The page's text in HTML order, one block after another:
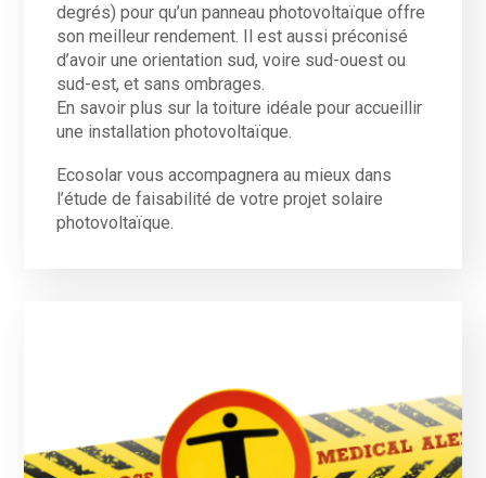
degrés) pour qu’un panneau photovoltaïque offre
son meilleur rendement. Il est aussi préconisé
d’avoir une orientation sud, voire sud-ouest ou
sud-est, et sans ombrages.
En savoir plus sur la toiture idéale pour accueillir
une installation photovoltaïque.
Ecosolar vous accompagnera au mieux dans
l’étude de faisabilité de votre projet solaire
photovoltaïque.